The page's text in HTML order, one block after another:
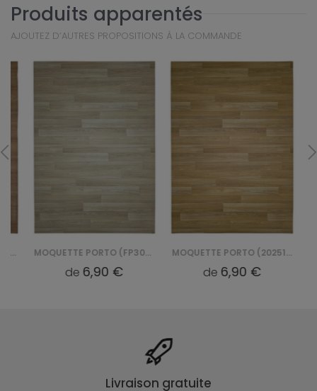
Produits apparentés
AJOUTEZ D’AUTRES PROPOSITIONS À LA COMMANDE
MOQUETTE PORTO (FP3035100)
6,90 €
MOQUETTE PORTO (2025101)
6,90 €
Livraison gratuite